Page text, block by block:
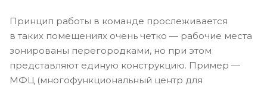
Принцип работы в команде прослеживается
в таких помещениях очень четко — рабочие места
зонированы перегородками, но при этом
представляют единую конструкцию. Пример —
МФЦ (многофункциональный центр для